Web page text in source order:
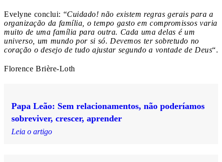
Evelyne conclui: “Cuidado! não existem regras gerais para a
organização da família, o tempo gasto em compromissos varia
muito de uma família para outra. Cada uma delas é um
universo, um mundo por si só. Devemos ter sobretudo no
coração o desejo de tudo ajustar segundo a vontade de Deus“.
Florence Brière-Loth
Papa Leão: Sem relacionamentos, não poderíamos
sobreviver, crescer, aprender
Leia o artigo